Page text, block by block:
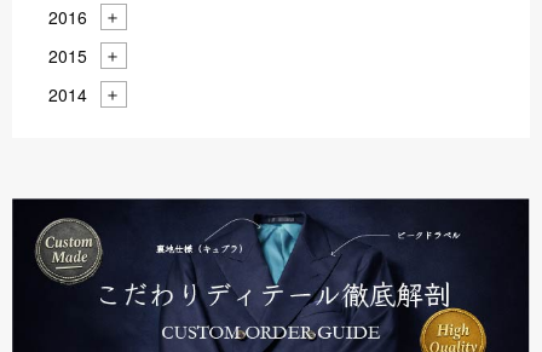
2016
2015
2014